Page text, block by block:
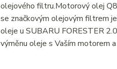
olejového filtru.Motorový olej
se značkovým olejovým filtrem
oleje u SUBARU FORESTER
výměnu oleje s Vaším motorem